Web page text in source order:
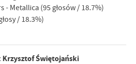
- Metallica (95 głosów / 18.7%)
/ 18.3%)
Krzysztof Świętojański